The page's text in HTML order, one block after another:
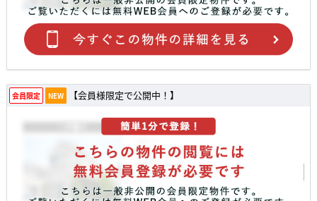
会員限定 NEW 【会員様限定で公開中！】